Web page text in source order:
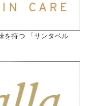
を持つ 「サンタベル